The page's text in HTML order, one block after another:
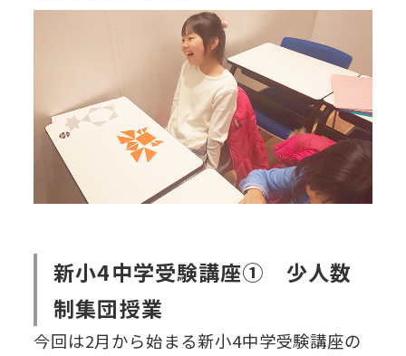
新小4中学受験講座① 少人数
制集団授業
今回は2月から始まる新小4中学受験講座の